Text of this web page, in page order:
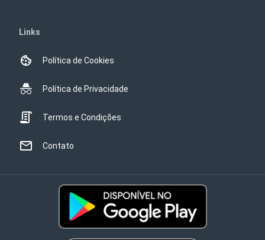
Links
Política de Cookies
Política de Privacidade
Termos e Condições
Contato